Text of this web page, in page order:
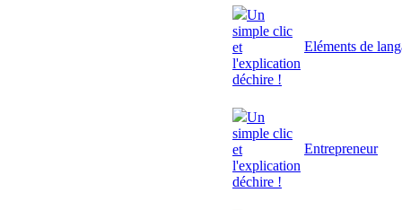
Un
simple clic
et
l'explication
déchire !
Eléments de
Un
simple clic
et
l'explication
déchire !
Entrepreneur